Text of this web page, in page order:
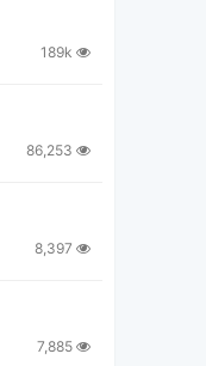
189k
86,253
8,397
G#m
7,885